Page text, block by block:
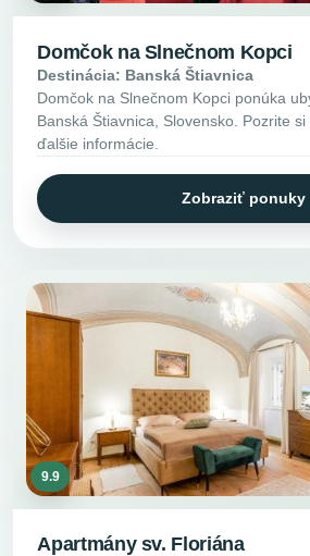
Domčok na Slnečnom Kopci
Destinácia: Banská Štiavnica
Domčok na Slnečnom Kopci ponúka
Banská Štiavnica, Slovensko. Pozrite
ďalšie informácie.
Zobraziť ponuky
9.9
Apartmány sv. Floriána